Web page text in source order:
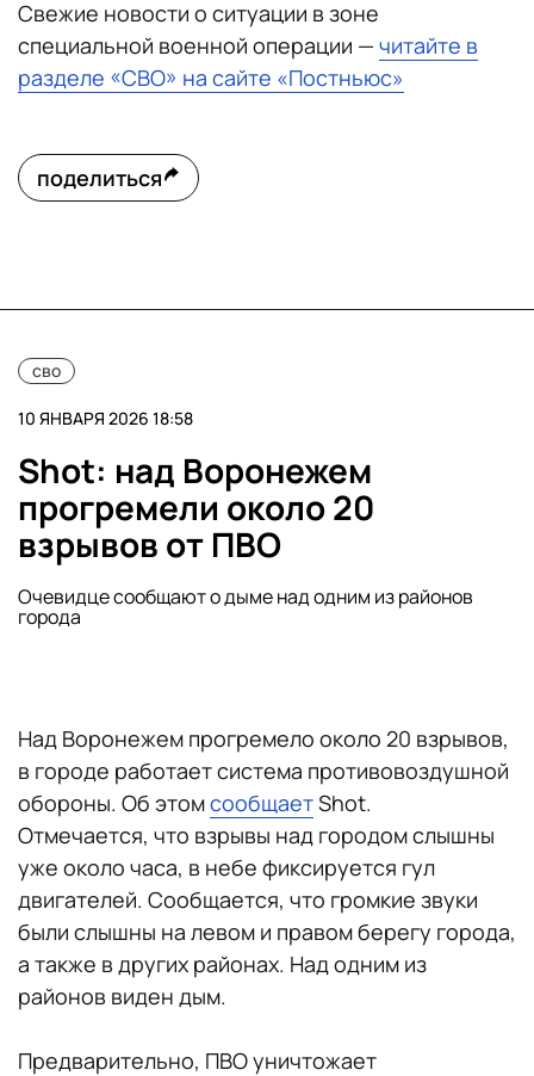
Свежие новости о ситуации в зоне
специальной военной операции — читайте в
разделе «СВО» на сайте «Постньюс»
поделиться
сво
10 ЯНВАРЯ 2026 18:58
Shot: над Воронежем
прогремели около 20
взрывов от ПВО
Очевидце сообщают о дыме над одним из районов
города
Над Воронежем прогремело около 20 взрывов,
в городе работает система противовоздушной
обороны. Об этомсообщаетShot.
Отмечается, что взрывы над городом слышны
уже около часа, в небе фиксируется гул
двигателей. Сообщается, что громкие звуки
были слышны на левом и правом берегу города,
а также в других районах. Над одним из
районов виден дым.
Предварительно, ПВО уничтожает